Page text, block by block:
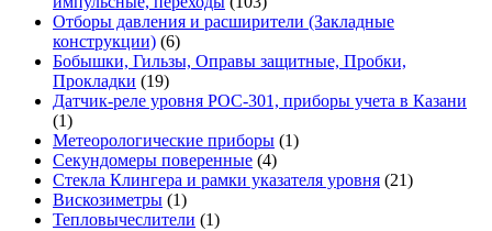
товара
Отборы давления и расширители (Закладные
конструкции) 66
товаров
Бобышки, Гильзы, Оправы защитные, Пробки,
Прокладки
1919
товаров
Датчик-реле уровня РОС-301, приборы учета в Казани
11
товар
Метеорологические приборы 11
Секундомеры поверенные 44
товара
Стекла Клингера и рамки указателя уровня 2121
Вискозиметры 11
товар
Тепловычеслители 11